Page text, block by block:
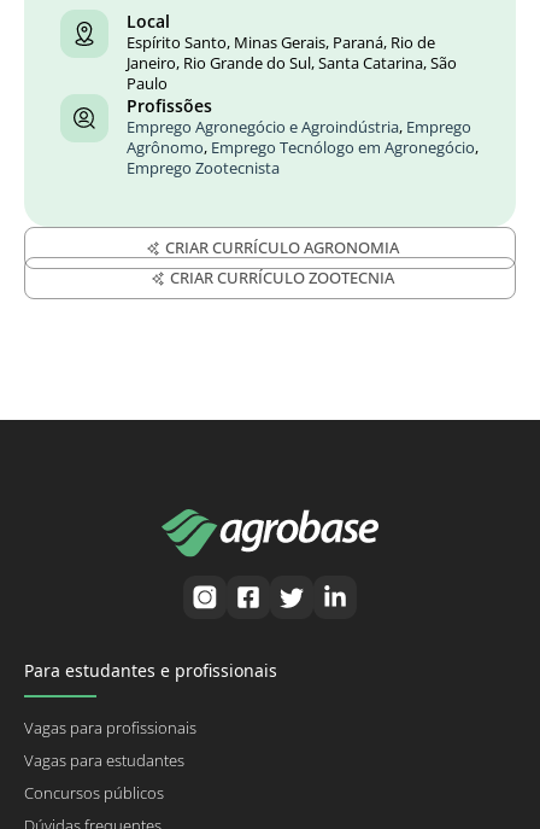
Local
Espírito Santo, Minas Gerais, Paraná, Rio de
Janeiro, Rio Grande do Sul, Santa Catarina, São
Paulo
Profissões
Emprego Agronegócio e Agroindústria, Emprego
Agrônomo, Emprego Tecnólogo em Agronegócio,
Emprego Zootecnista
CRIAR CURRÍCULO AGRONOMIA
CRIAR CURRÍCULO ZOOTECNIA
Para estudantes e profissionais
Vagas para profissionais
Vagas para estudantes
Concursos públicos